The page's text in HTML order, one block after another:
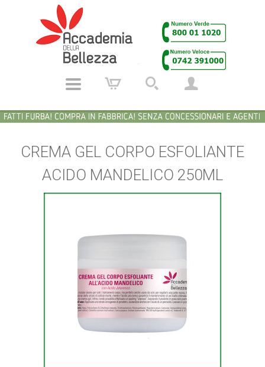
CREMA GEL CORPO ESFOLIANTE
ACIDO MANDELICO 250ML